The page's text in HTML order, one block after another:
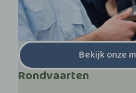
Bekijk onze
Rondvaarten